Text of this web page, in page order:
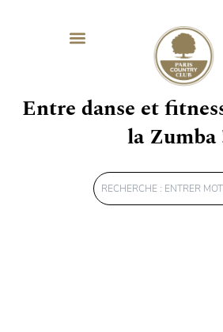
Entre danse et
la Zumba
Rechercher